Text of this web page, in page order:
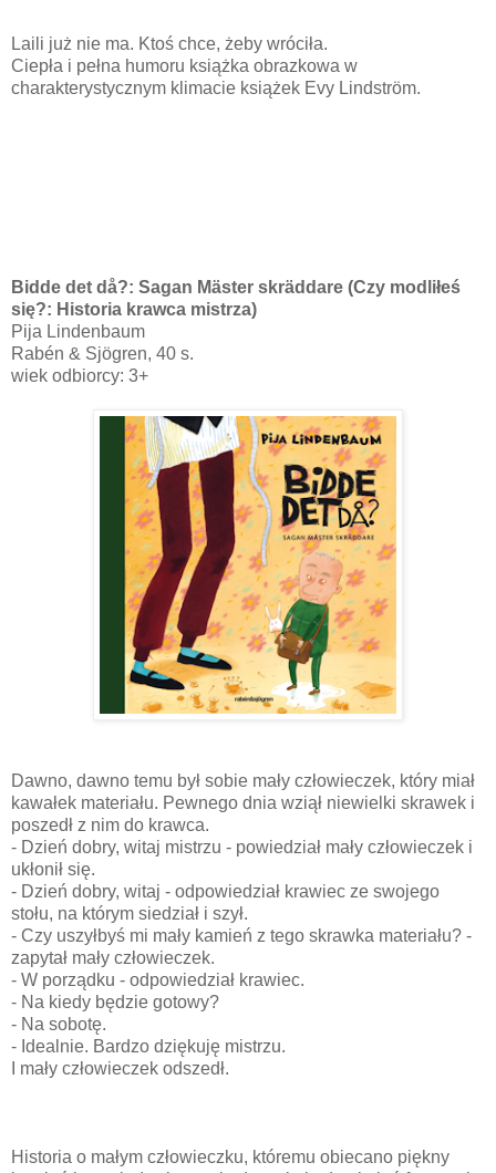
Laili już nie ma. Ktoś chce, żeby wróciła.
Ciepła i pełna humoru książka obrazkowa w
charakterystycznym klimacie książek Evy Lindström.
Bidde det då?: Sagan Mäster skräddare (Czy modliłeś
się?: Historia krawca mistrza)
Pija Lindenbaum
Rabén & Sjögren, 40 s.
wiek odbiorcy: 3+
Dawno, dawno temu był sobie mały człowieczek, który miał
kawałek materiału. Pewnego dnia wziął niewielki skrawek i
poszedł z nim do krawca.
- Dzień dobry, witaj mistrzu - powiedział mały człowieczek i
ukłonił się.
- Dzień dobry, witaj - odpowiedział krawiec ze swojego
stołu, na którym siedział i szył.
- Czy uszyłbyś mi mały kamień z tego skrawka materiału? -
zapytał mały człowieczek.
- W porządku - odpowiedział krawiec.
- Na kiedy będzie gotowy?
- Na sobotę.
- Idealnie. Bardzo dziękuję mistrzu.
I mały człowieczek odszedł.
Historia o małym człowieczku, któremu obiecano piękny